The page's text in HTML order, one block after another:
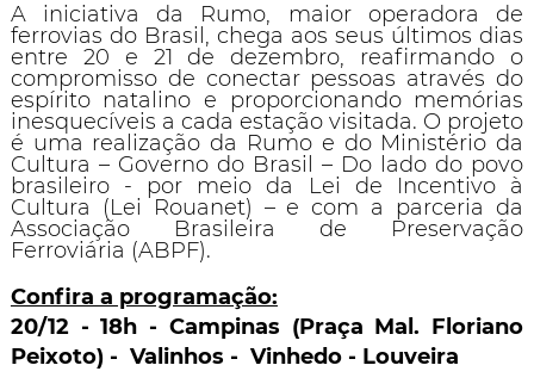
A iniciativa da Rumo, maior operadora de
ferrovias do Brasil, chega aos seus últimos dias
entre 20 e 21 de dezembro, reafirmando o
compromisso de conectar pessoas através do
espírito natalino e proporcionando memórias
inesquecíveis a cada estação visitada. O projeto
é uma realização da Rumo e do Ministério da
Cultura – Governo do Brasil – Do lado do povo
brasileiro - por meio da Lei de Incentivo à
Cultura (Lei Rouanet) – e com a parceria da
Associação Brasileira de Preservação
Ferroviária (ABPF).
Confira a programação:
20/12 - 18h - Campinas (Praça Mal. Floriano
Peixoto) - Valinhos - Vinhedo - Louveira